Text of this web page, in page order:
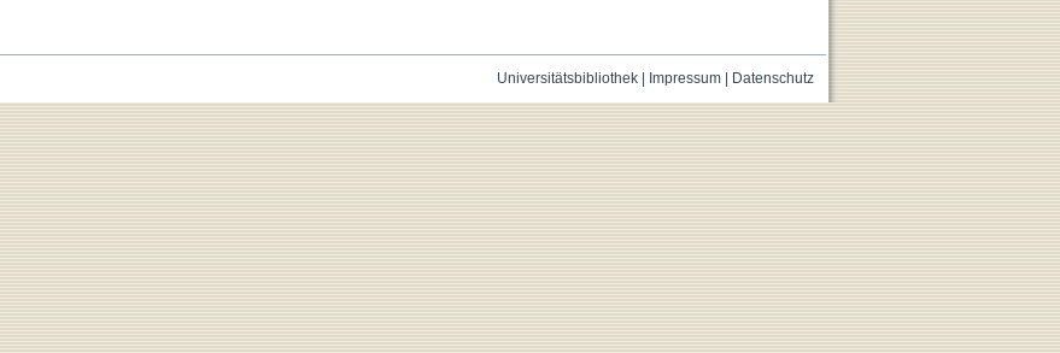
Universitätsbibliothek| Impressum| Datenschutz